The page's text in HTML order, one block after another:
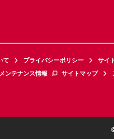
て プライバシーポリシー
サイ
ンテナンス情報 サイトマップ